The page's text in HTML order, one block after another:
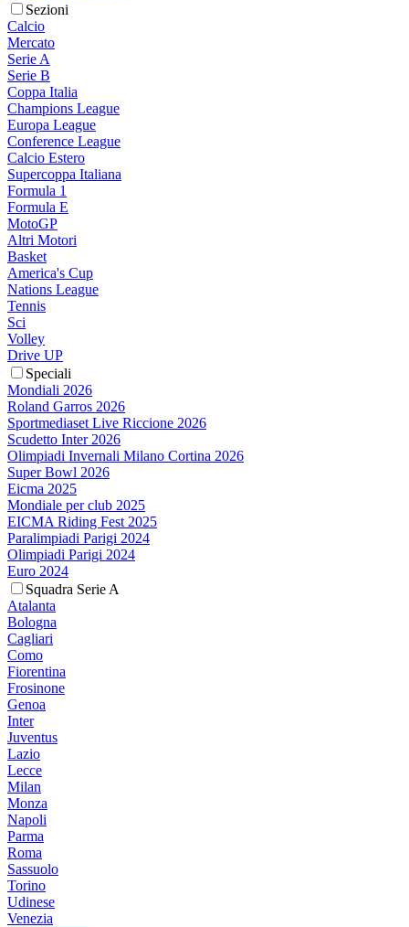
Sezioni
Calcio
Mercato
Serie A
Serie B
Coppa Italia
Champions League
Europa League
Conference League
Calcio Estero
Supercoppa Italiana
Formula 1
Formula E
MotoGP
Altri Motori
Basket
America's Cup
Nations League
Tennis
Sci
Volley
Drive UP
Speciali
Mondiali 2026
Roland Garros 2026
Sportmediaset Live Riccione 2026
Scudetto Inter 2026
Olimpiadi Invernali Milano Cortina 2026
Super Bowl 2026
Eicma 2025
Mondiale per club 2025
EICMA Riding Fest 2025
Paralimpiadi Parigi 2024
Olimpiadi Parigi 2024
Euro 2024
Squadra Serie A
Atalanta
Bologna
Cagliari
Como
Fiorentina
Frosinone
Genoa
Inter
Juventus
Lazio
Lecce
Milan
Monza
Napoli
Parma
Roma
Sassuolo
Torino
Udinese
Venezia